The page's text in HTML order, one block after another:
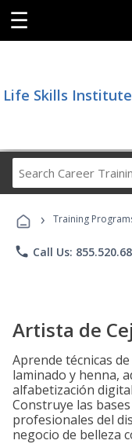
☰
Life Skills
› Training
phone Call Us:
Artista de
Aprende técnicas
laminado y henna,
alfabetización
Construye las
profesionales del
negocio de belleza